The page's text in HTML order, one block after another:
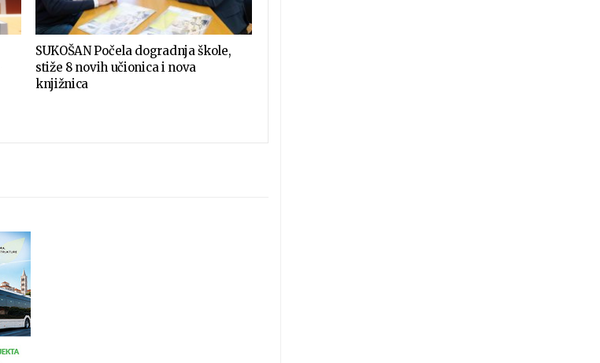
SUKOŠAN Počela dogradnja škole,
stiže 8 novih učionica i nova
knjižnica